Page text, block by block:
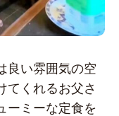
良い雰囲気の空
てくれるお父さ
ーミーな定食を